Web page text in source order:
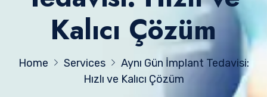
Kalıcı Çözüm
Home Services
Aynı Gün İmplant Tedavisi:
Hızlı ve Kalıcı Çözüm